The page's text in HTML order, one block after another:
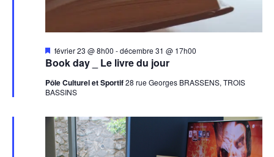
Book day _ Le livre du jour
Mis
en
avant
février 23 @ 8h00 -décembre 31 @ 17h00
Pôle Culturel et Sportif28 rue Georges BRASSENS, TROIS
BASSINS